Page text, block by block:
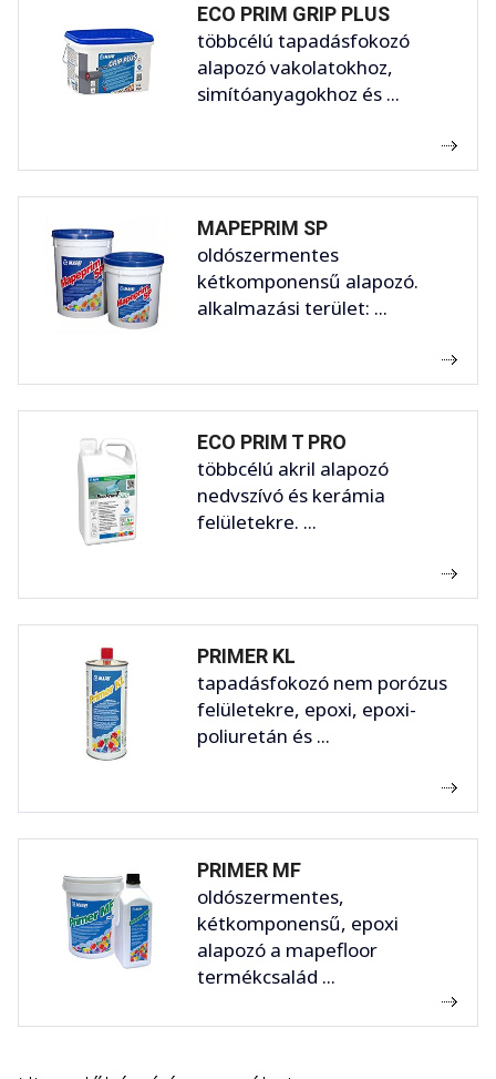
ECO PRIM GRIP PLUS
többcélú tapadásfokozó
alapozó vakolatokhoz,
simítóanyagokhoz és ...
MAPEPRIM SP
oldószermentes
kétkomponensű alapozó.
alkalmazási terület: ...
ECO PRIM T PRO
többcélú akril alapozó
nedvszívó és kerámia
felületekre. ...
PRIMER KL
tapadásfokozó nem porózus
felületekre, epoxi, epoxi-
poliuretán és ...
PRIMER MF
oldószermentes,
kétkomponensű, epoxi
alapozó a mapefloor
termékcsalád ...